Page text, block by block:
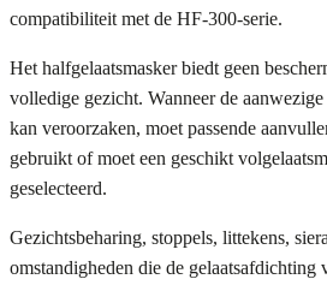
compatibiliteit met de HF-300-serie.
Het halfgelaatsmasker biedt geen
volledige gezicht. Wanneer de
kan veroorzaken, moet passende
gebruikt of moet een geschikt
geselecteerd.
Gezichtsbeharing, stoppels, littekens,
omstandigheden die de gelaatsafdichting